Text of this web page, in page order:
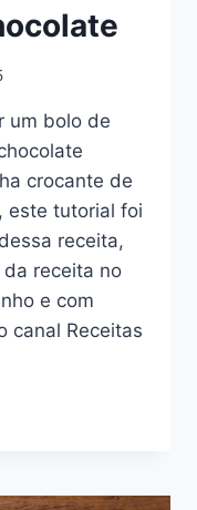
um bolo de
crocante de
este tutorial foi
receita,
receita no
e com
canal Receitas